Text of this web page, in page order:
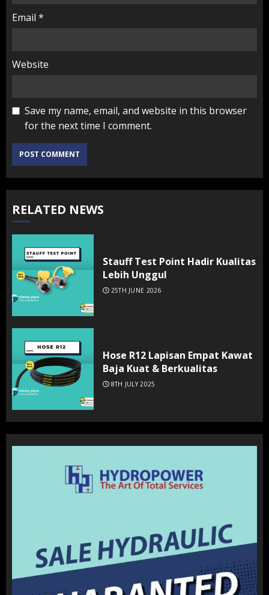
Email *
Website
Save my name, email, and website in this browser
for the next time I comment.
RELATED NEWS
Stauff Test Point Hadir Kualitas
Lebih Unggul
25TH JUNE 2026
Hose R12 Lapisan Empat Kawat
Baja Kuat & Berkualitas
8TH JULY 2025